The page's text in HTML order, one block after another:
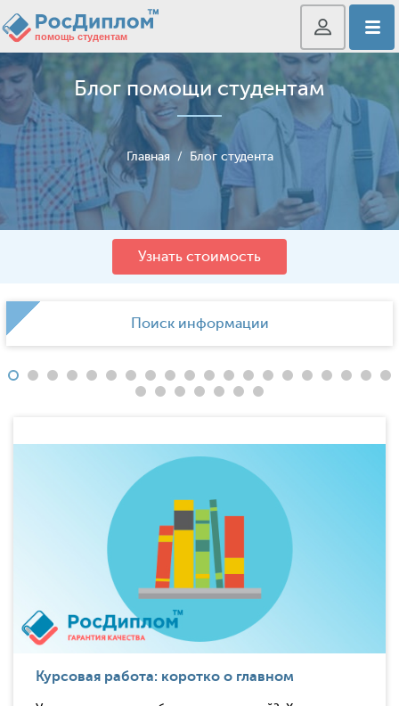
Блог помощи студентам
Главная / Блог студента
Узнать стоимость
Поиск информации
Курсовая работа: коротко о главном